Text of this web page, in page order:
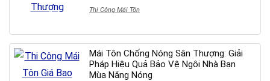
Thi Công Mái Tôn
Mái Tôn Chống Nóng Sân Thượng: Giải
Pháp Hiệu Quả Bảo Vệ Ngôi Nhà Bạn
Mùa Nắng Nóng